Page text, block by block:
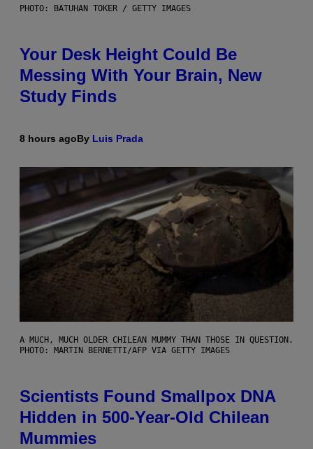
PHOTO: BATUHAN TOKER / GETTY IMAGES
Your Desk Height Could Be
Messing With Your Brain, New
Study Finds
8 hours agoBy Luis Prada
A MUCH, MUCH OLDER CHILEAN MUMMY THAN THOSE IN QUESTION.
PHOTO: MARTIN BERNETTI/AFP VIA GETTY IMAGES
Scientists Found Smallpox DNA
Hidden in 500-Year-Old Chilean
Mummies